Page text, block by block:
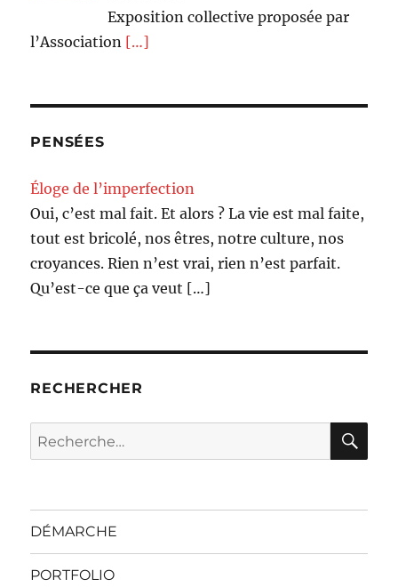
Exposition collective proposée par
l’Association […]
PENSÉES
Éloge de l’imperfection
Oui, c’est mal fait. Et alors ? La vie est mal faite,
tout est bricolé, nos êtres, notre culture, nos
croyances. Rien n’est vrai, rien n’est parfait.
Qu’est-ce que ça veut […]
RECHERCHER
Recherche
pour :
DÉMARCHE
PORTFOLIO